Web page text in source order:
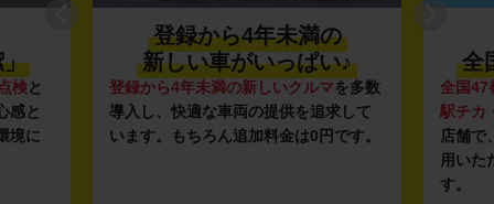
」
検と
感と
境に
登録から4年未満の
新しい車がいっぱい♪
登録から4年未満の新しいクルマを多数
導入し、快適な車両の提供を追求して
います。もちろん追加料金は0円です。
全
全国47
駅チカ
店舗で
用いた
す。